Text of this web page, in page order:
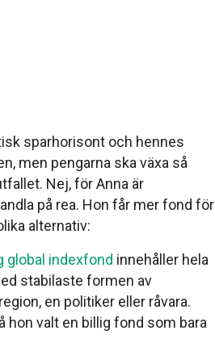
sparhorisont och hennes
men pengarna ska växa så
Nej, för Anna är
på rea. Hon får mer fond för
alternativ:
global indexfond innehåller hela
stabilaste formen av
en politiker eller råvara.
hon valt en billig fond som bara